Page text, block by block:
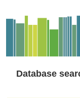
Database